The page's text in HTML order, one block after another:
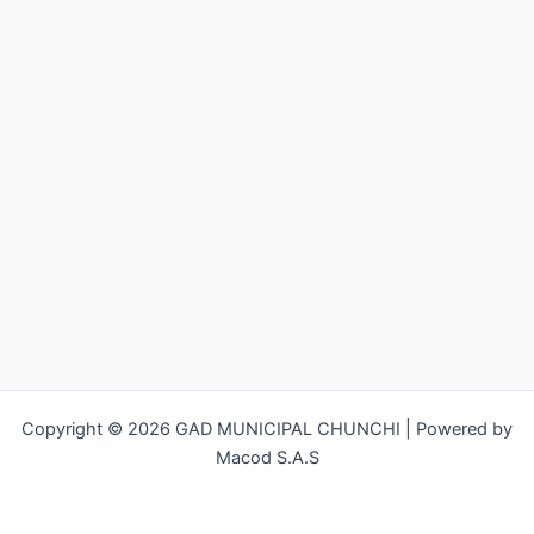
Copyright © 2026 GAD MUNICIPAL CHUNCHI | Powered by
Macod S.A.S